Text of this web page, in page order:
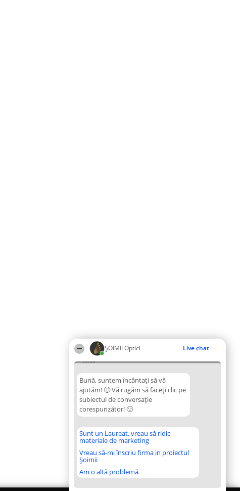
ȘOIMII Optici Live chat
15:36
Bună, suntem încântați să vă
ajutăm! 🙂 Vă rugăm să faceți clic pe
subiectul de conversație
corespunzător! 🙂
Sunt un Laureat, vreau să ridic
materiale de marketing
Vreau să-mi înscriu firma in proiectul
Șoimii
Am o altă problemă